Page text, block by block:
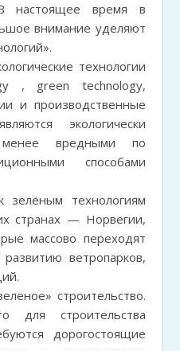
настоящее время в
внимание уделяют
технологии
, green technology,
и производственные
экологически
вредными по
способами
технологиям
странах — Норвегии,
массово переходят
ветропарков,
строительство.
строительства
дорогостоящие